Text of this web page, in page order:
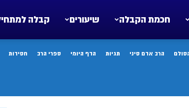
קבלה שיעורים חכמת הקבלה
הרב אדם סיני תגיות הדף היומי ספרי הרב חסידות